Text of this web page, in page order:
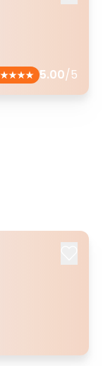
5.00/5